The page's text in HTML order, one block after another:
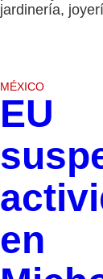
jardinería,
MÉXICO
EU
en